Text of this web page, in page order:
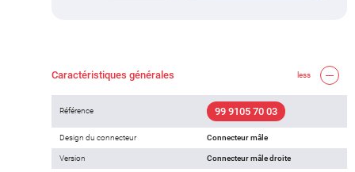
Caractéristiques générales less
Référence 99 9105 70 03
Design du connecteur Connecteur mâle
Version Connecteur mâle droite